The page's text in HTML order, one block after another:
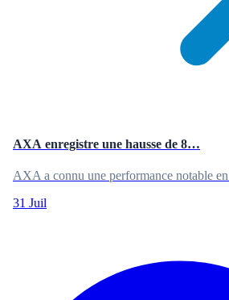
AXA enregistre une hausse de 8…
AXA a connu une performance notable
31 Juil